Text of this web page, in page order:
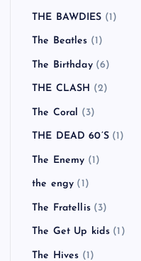
THE BAWDIES (1)
The Beatles (1)
The Birthday(6)
THE CLASH (2)
The Coral (3)
THE DEAD 60’S(1)
The Enemy (1)
the engy (1)
The Fratellis(3)
The Get Up kids (1)
The Hives (1)